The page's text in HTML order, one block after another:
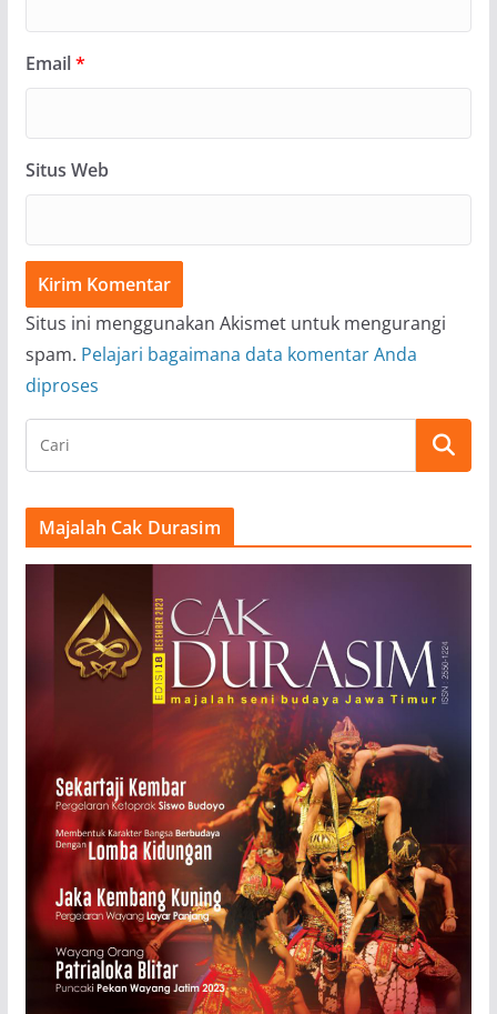
Email*
Situs Web
Situs ini menggunakan Akismet untuk mengurangi
spam. Pelajari bagaimana data komentar Anda
diproses
Majalah Cak Durasim